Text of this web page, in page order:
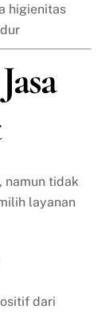
higienitas
namun tidak
layanan
dari